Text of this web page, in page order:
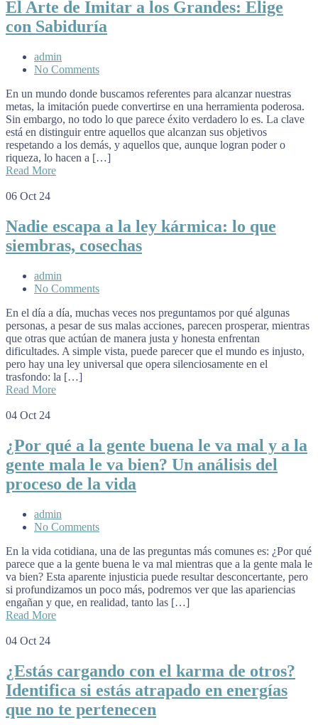
El Arte de Imitar a los Grandes: Elige
con Sabiduría
admin
No Comments
En un mundo donde buscamos referentes para alcanzar nuestras
metas, la imitación puede convertirse en una herramienta poderosa.
Sin embargo, no todo lo que parece éxito verdadero lo es. La clave
está en distinguir entre aquellos que alcanzan sus objetivos
respetando a los demás, y aquellos que, aunque logran poder o
riqueza, lo hacen a […]
Read More
06 Oct 24
Nadie escapa a la ley kármica: lo que
siembras, cosechas
admin
No Comments
En el día a día, muchas veces nos preguntamos por qué algunas
personas, a pesar de sus malas acciones, parecen prosperar, mientras
que otras que actúan de manera justa y honesta enfrentan
dificultades. A simple vista, puede parecer que el mundo es injusto,
pero hay una ley universal que opera silenciosamente en el
trasfondo: la […]
Read More
04 Oct 24
¿Por qué a la gente buena le va mal y a la
gente mala le va bien? Un análisis del
proceso de la vida
admin
No Comments
En la vida cotidiana, una de las preguntas más comunes es: ¿Por qué
parece que a la gente buena le va mal mientras que a la gente mala le
va bien? Esta aparente injusticia puede resultar desconcertante, pero
si profundizamos un poco más, podremos ver que las apariencias
engañan y que, en realidad, tanto las […]
Read More
04 Oct 24
¿Estás cargando con el karma de otros?
Identifica si estás atrapado en energías
que no te pertenecen